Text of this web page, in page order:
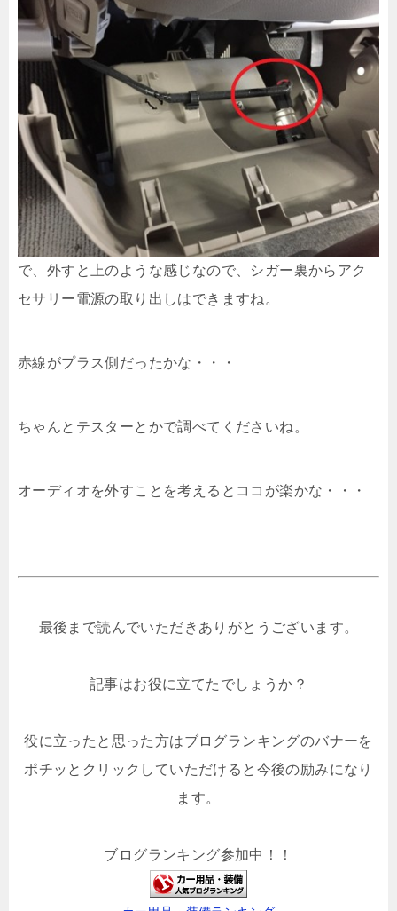
で、外すと上のような感じなので、シガー裏からアク
セサリー電源の取り出しはできますね。
赤線がプラス側だったかな・・・
ちゃんとテスターとかで調べてくださいね。
オーディオを外すことを考えるとココが楽かな・・・
最後まで読んでいただきありがとうございます。
記事はお役に立てたでしょうか？
役に立ったと思った方はブログランキングのバナーを
ポチッとクリックしていただけると今後の励みになり
ます。
ブログランキング参加中！！